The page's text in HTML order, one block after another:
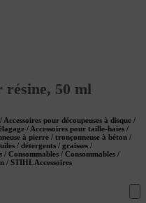
résine, 50 ml
pour découpeuses à disque /
/ Accessoires pour taille-haies /
à pierre / tronçonneuse à béton /
/ détergents / graisses /
/ Consommables / Consommables /
/ STIHL Accessoires